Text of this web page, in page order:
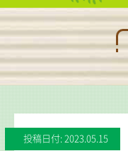
投稿日付: 2023.05.15